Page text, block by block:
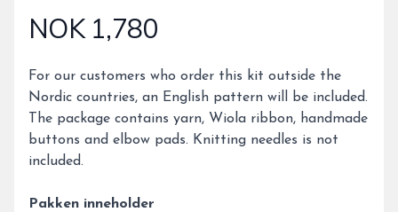
Produktdetaljer
NOK 1,780
Description
For our customers who order this kit outside the
Nordic countries, an English pattern will be included.
The package contains yarn, Wiola ribbon, handmade
buttons and elbow pads. Knitting needles is not
included.
Pakken inneholder